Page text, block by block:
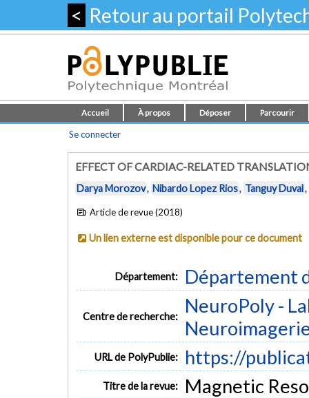
< Retour au portail
Accueil À propos Déposer Parcourir
Se connecter
EFFECT OF CARDIAC-RELATED
Darya Morozov, Nibardo Lopez Rios, Tanguy Duval,
Article de revue (2018)
Un lien externe est disponible pour ce document
Département: Département
Centre de recherche:
NeuroPoly -
URL de PolyPublie: https://
Titre de la revue: Magnetic